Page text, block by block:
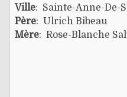
Ville: Sainte-Anne-De-
Père: Ulrich Bibeau
Mère: Rose-Blanche